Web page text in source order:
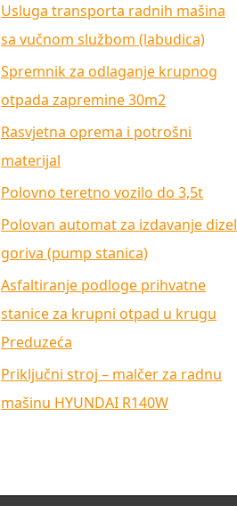
Usluga transporta radnih mašina
sa vučnom službom (labudica)
Spremnik za odlaganje krupnog
otpada zapremine 30m2
Rasvjetna oprema i potrošni
materijal
Polovno teretno vozilo do 3,5t
Polovan automat za izdavanje dizel
goriva (pump stanica)
Asfaltiranje podloge prihvatne
stanice za krupni otpad u krugu
Preduzeća
Priključni stroj – malčer za radnu
mašinu HYUNDAI R140W